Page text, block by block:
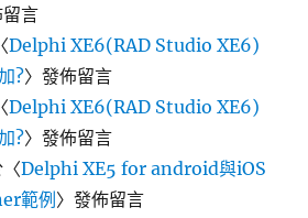
言
Delphi XE6(RAD Studio XE6)
?〉發佈留言
Delphi XE6(RAD Studio XE6)
?〉發佈留言
〈Delphi XE5 for android與iOS
範例 〉發佈留言